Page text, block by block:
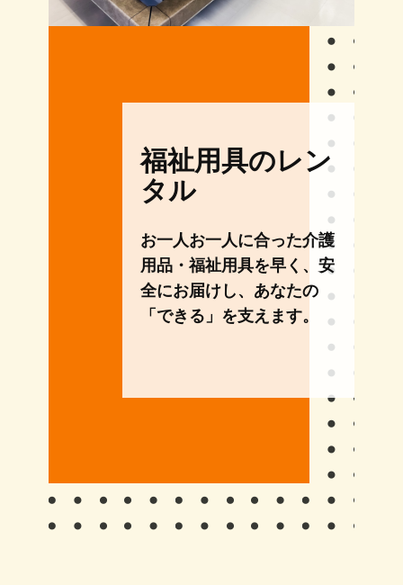
福祉用具のレン
タル
お一人お一人に合った介護
用品・福祉用具を早く、安
全にお届けし、あなたの
「できる」を支えます。